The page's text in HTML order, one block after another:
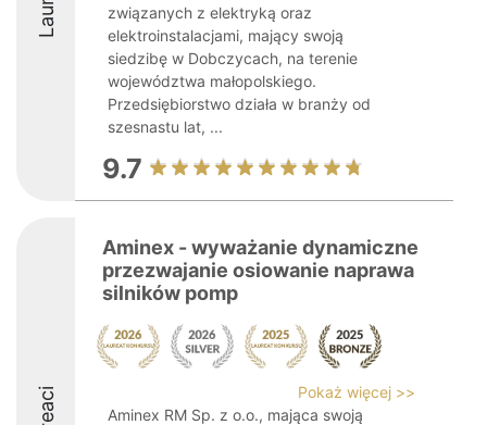
związanych z elektryką oraz
elektroinstalacjami, mający swoją
siedzibę w Dobczycach, na terenie
województwa małopolskiego.
Przedsiębiorstwo działa w branży od
szesnastu lat, ...
9.7
Aminex - wyważanie dynamiczne
przezwajanie osiowanie naprawa
silników pomp
Pokaż więcej >>
Aminex RM Sp. z o.o., mająca swoją